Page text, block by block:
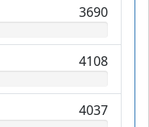
3690
4108
4037